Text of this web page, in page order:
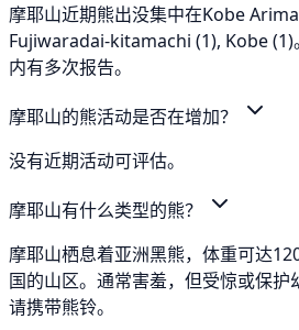
摩耶山近期熊出没集中在Kobe
Fujiwaradai-kitamachi (1), Kobe (1)
内有多次报告。
摩耶山的熊活动是否在增加？
没有近期活动可评估。
摩耶山有什么类型的熊？
摩耶山栖息着亚洲黑熊，体重可达
国的山区。通常害羞，但受惊或保
请携带熊铃。